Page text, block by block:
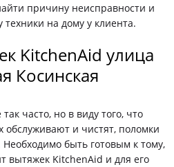
причину неисправности и
техники на дому у клиента.
KitchenAid улица
Косинская
часто, но в виду того, что
обслуживают и чистят, поломки
Необходимо быть готовым к тому,
вытяжек KitchenAid и для его